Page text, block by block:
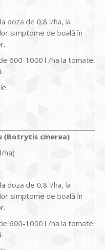
doza de 0,8 l/ha, la
simptome de boală în
600-1000 l /ha la tomate
(Botrytis cinerea)
ha)
doza de 0,8 l/ha, la
simptome de boală în
600-1000 l /ha la tomate